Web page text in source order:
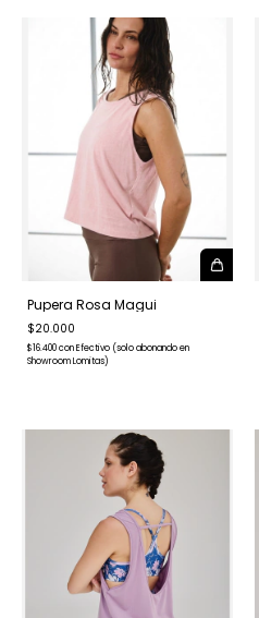
Pupera Rosa Magui
$20.000
$16.400conEfectivo (solo abonando en
Showroom Lomitas)